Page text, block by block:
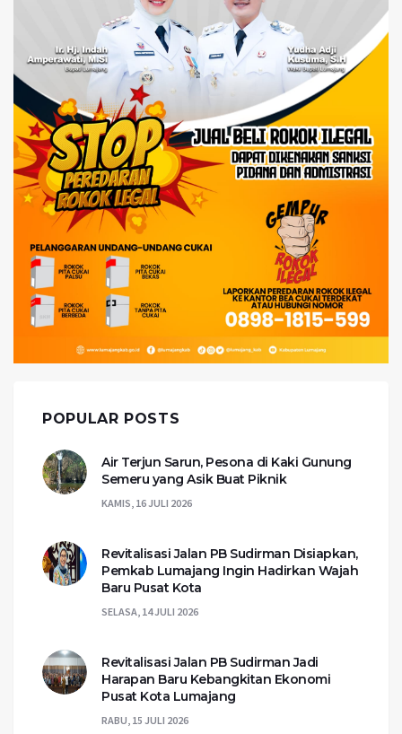
POPULAR POSTS
Air Terjun Sarun, Pesona di Kaki Gunung
Semeru yang Asik Buat Piknik
KAMIS, 16 JULI 2026
Revitalisasi Jalan PB Sudirman Disiapkan,
Pemkab Lumajang Ingin Hadirkan Wajah
Baru Pusat Kota
SELASA, 14 JULI 2026
Revitalisasi Jalan PB Sudirman Jadi
Harapan Baru Kebangkitan Ekonomi
Pusat Kota Lumajang
RABU, 15 JULI 2026